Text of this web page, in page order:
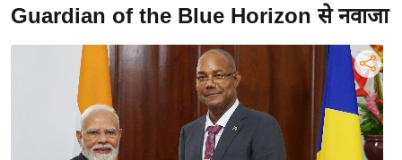
ख
Guardian of the Blue Horizon से नवाजा